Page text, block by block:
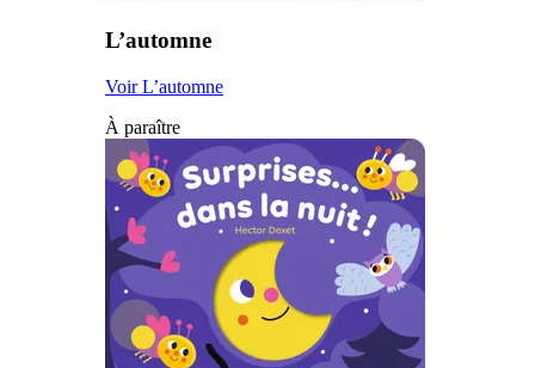
L’automne
Voir L’automne
À paraître